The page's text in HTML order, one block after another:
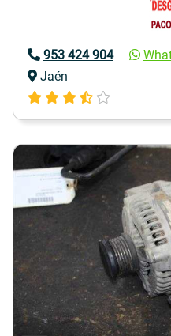
953 424 904
Jaén